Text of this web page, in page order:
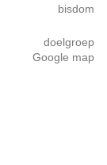
bisdom
doelgroep
Google map